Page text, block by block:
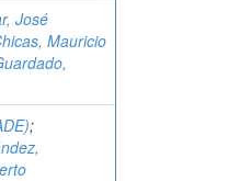
José
Mauricio
;